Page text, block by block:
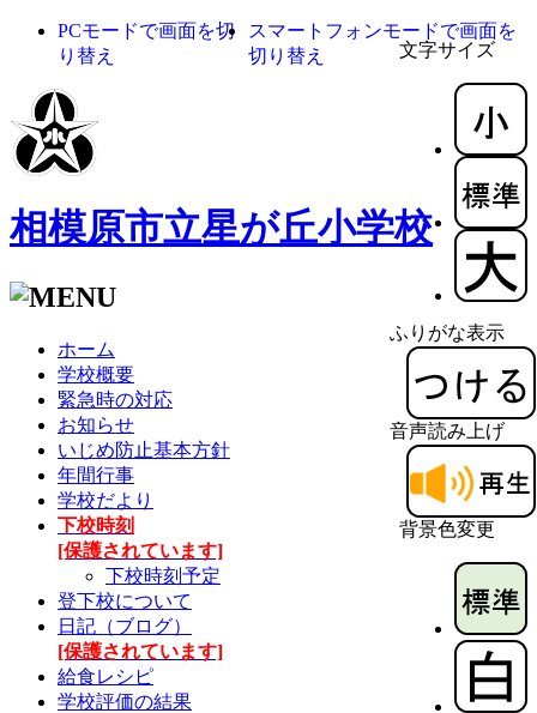
文字サイズ
ふりがな表示
音声読み上げ
背景色変更
PCモードで画面を切
り替え
スマートフォンモードで画面を
切り替え
相模原市立星が丘小学校
ホーム
学校概要
緊急時の対応
お知らせ
いじめ防止基本方針
年間行事
学校だより
下校時刻
[保護されています]
下校時刻予定
登下校について
日記（ブログ）
[保護されています]
給食レシピ
学校評価の結果